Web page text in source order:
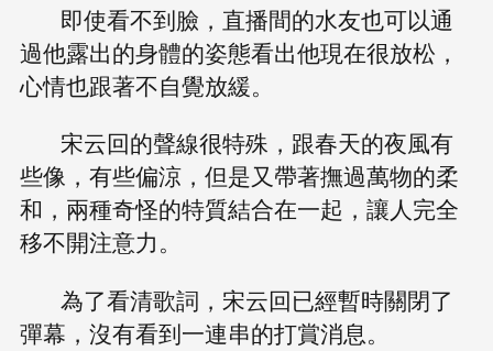
即使看不到臉，直播間的水友也可以通
過他露出的身體的姿態看出他現在很放松，
心情也跟著不自覺放緩。
宋云回的聲線很特殊，跟春天的夜風有
些像，有些偏涼，但是又帶著撫過萬物的柔
和，兩種奇怪的特質結合在一起，讓人完全
移不開注意力。
為了看清歌詞，宋云回已經暫時關閉了
彈幕，沒有看到一連串的打賞消息。